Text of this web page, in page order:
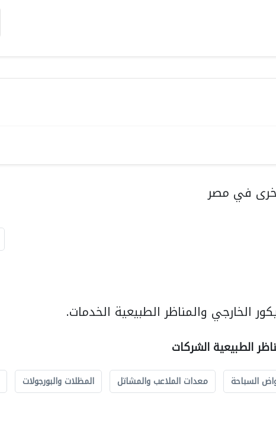
في مصر
الخارجي والمناظر الطبيعية الخدمات.
الطبيعية الشركات
السباحة معدات الملاعب والمشاتل المظلات والبورجولات